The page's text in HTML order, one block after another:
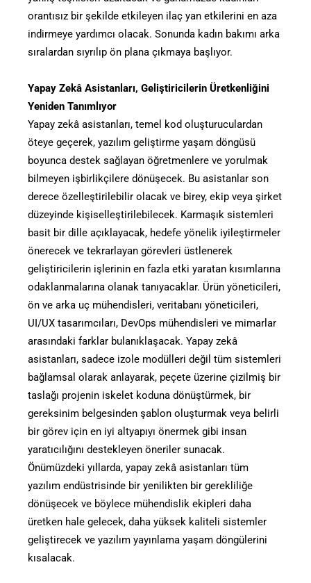
orantısız bir şekilde etkileyen ilaç yan etkilerini en aza
indirmeye yardımcı olacak. Sonunda kadın bakımı arka
sıralardan sıyrılıp ön plana çıkmaya başlıyor.
Yapay Zekâ Asistanları, Geliştiricilerin Üretkenliğini
Yeniden Tanımlıyor
Yapay zekâ asistanları, temel kod oluşturuculardan
öteye geçerek, yazılım geliştirme yaşam döngüsü
boyunca destek sağlayan öğretmenlere ve yorulmak
bilmeyen işbirlikçilere dönüşecek. Bu asistanlar son
derece özelleştirilebilir olacak ve birey, ekip veya şirket
düzeyinde kişiselleştirilebilecek. Karmaşık sistemleri
basit bir dille açıklayacak, hedefe yönelik iyileştirmeler
önerecek ve tekrarlayan görevleri üstlenerek
geliştiricilerin işlerinin en fazla etki yaratan kısımlarına
odaklanmalarına olanak tanıyacaklar. Ürün yöneticileri,
ön ve arka uç mühendisleri, veritabanı yöneticileri,
UI/UX tasarımcıları, DevOps mühendisleri ve mimarlar
arasındaki farklar bulanıklaşacak. Yapay zekâ
asistanları, sadece izole modülleri değil tüm sistemleri
bağlamsal olarak anlayarak, peçete üzerine çizilmiş bir
taslağı projenin iskelet koduna dönüştürmek, bir
gereksinim belgesinden şablon oluşturmak veya belirli
bir görev için en iyi altyapıyı önermek gibi insan
yaratıcılığını destekleyen öneriler sunacak.
Önümüzdeki yıllarda, yapay zekâ asistanları tüm
yazılım endüstrisinde bir yenilikten bir gerekliliğe
dönüşecek ve böylece mühendislik ekipleri daha
üretken hale gelecek, daha yüksek kaliteli sistemler
geliştirecek ve yazılım yayınlama yaşam döngülerini
kısalacak.